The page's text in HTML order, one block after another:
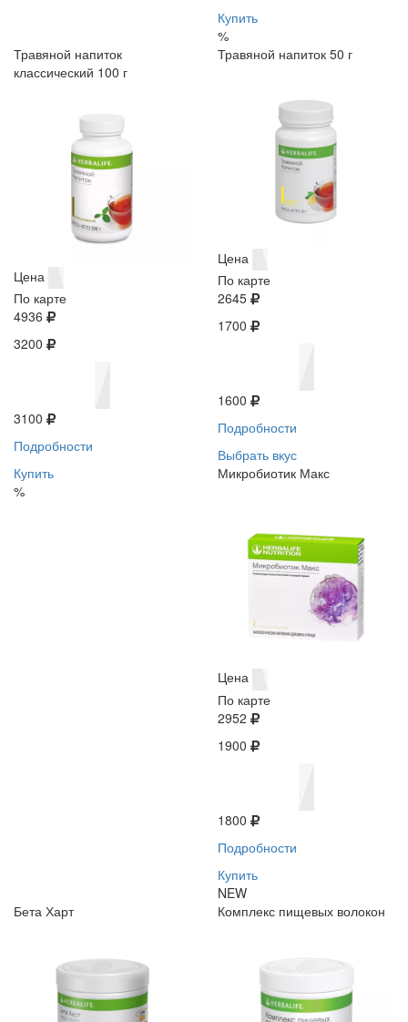
Купить
%
Травяной напиток
классический 100 г
Цена
По карте
4936
3200
3100
Подробности
Купить
%
Травяной напиток 50 г
Цена
По карте
2645
1700
1600
Подробности
Выбрать вкус
Микробиотик Макс
Цена
По карте
2952
1900
1800
Подробности
Купить
NEW
Бета Харт
Комплекс пищевых волокон